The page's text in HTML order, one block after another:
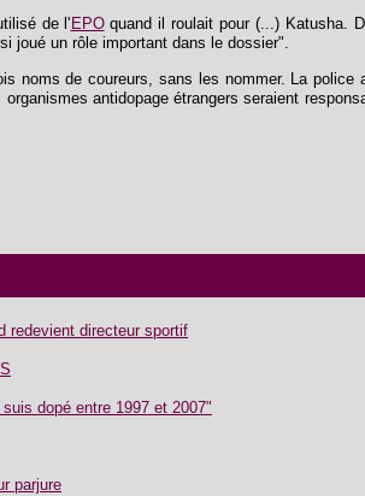
de l' EPOquand il roulait pour (...) Katusha.
joué un rôle important dans le dossier".
noms de coureurs, sans les nommer. La police
antidopage étrangers seraient
redevient directeur sportif
dopé entre 1997 et 2007"
parjure